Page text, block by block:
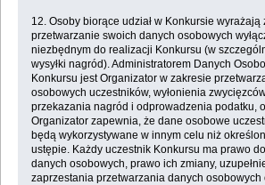
12. Osoby biorące udział w Konkursie wyrażają
przetwarzanie swoich danych osobowych
niezbędnym do realizacji Konkursu (w
wysyłki nagród). Administratorem Danych
Konkursu jest Organizator w zakresie
osobowych uczestników, wyłonienia
przekazania nagród i odprowadzenia podatku,
Organizator zapewnia, że dane osobowe
będą wykorzystywane w innym celu niż
ustępie. Każdy uczestnik Konkursu ma prawo
danych osobowych, prawo ich zmiany,
zaprzestania przetwarzania danych osobowych